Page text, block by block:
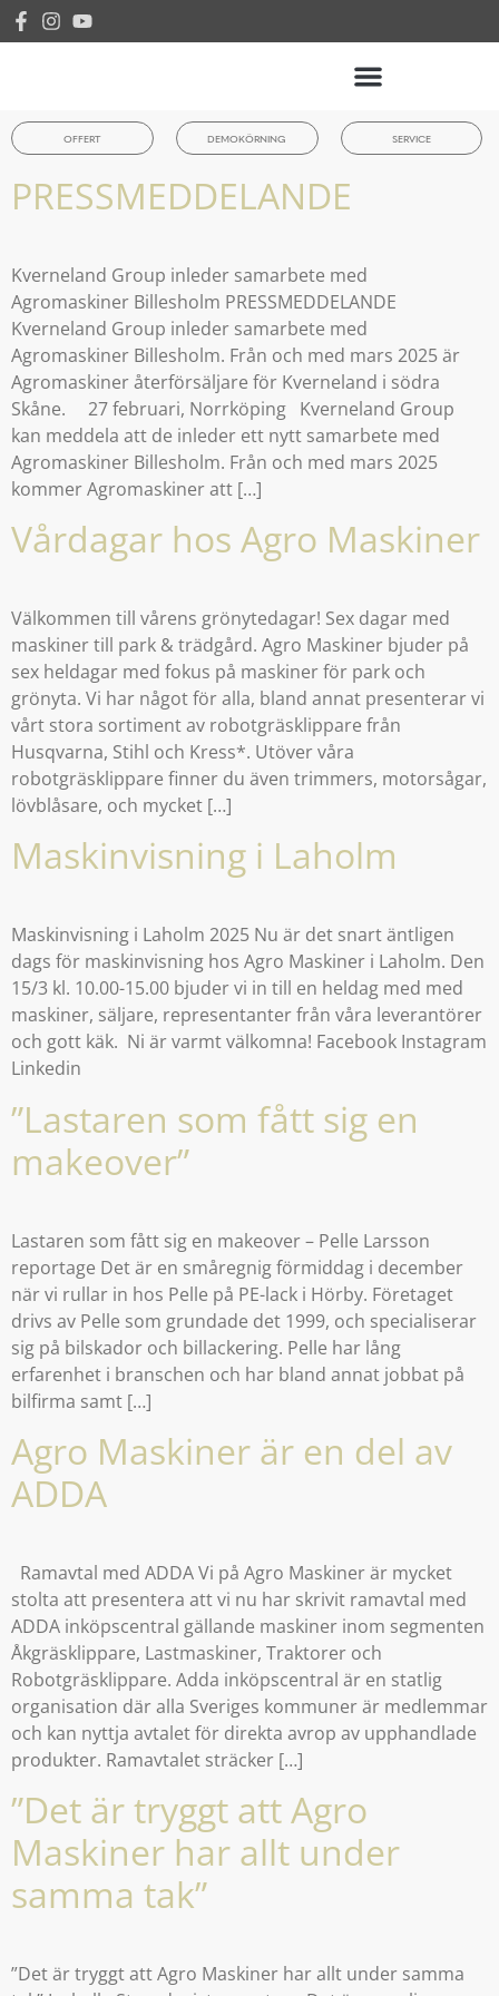
OFFERT DEMOKÖRNING SERVICE
PRESSMEDDELANDE
Kverneland Group inleder samarbete med
Agromaskiner Billesholm PRESSMEDDELANDE
Kverneland Group inleder samarbete med
Agromaskiner Billesholm. Från och med mars 2025 är
Agromaskiner återförsäljare för Kverneland i södra
Skåne. 27 februari, Norrköping Kverneland Group
kan meddela att de inleder ett nytt samarbete med
Agromaskiner Billesholm. Från och med mars 2025
kommer Agromaskiner att […]
Vårdagar hos Agro Maskiner
Välkommen till vårens grönytedagar! Sex dagar med
maskiner till park & trädgård. Agro Maskiner bjuder på
sex heldagar med fokus på maskiner för park och
grönyta. Vi har något för alla, bland annat presenterar vi
vårt stora sortiment av robotgräsklippare från
Husqvarna, Stihl och Kress*. Utöver våra
robotgräsklippare finner du även trimmers, motorsågar,
lövblåsare, och mycket […]
Maskinvisning i Laholm
Maskinvisning i Laholm 2025 Nu är det snart äntligen
dags för maskinvisning hos Agro Maskiner i Laholm. Den
15/3 kl. 10.00-15.00 bjuder vi in till en heldag med med
maskiner, säljare, representanter från våra leverantörer
och gott käk. Ni är varmt välkomna! Facebook Instagram
Linkedin
”Lastaren som fått sig en
makeover”
Lastaren som fått sig en makeover – Pelle Larsson
reportage Det är en småregnig förmiddag i december
när vi rullar in hos Pelle på PE-lack i Hörby. Företaget
drivs av Pelle som grundade det 1999, och specialiserar
sig på bilskador och billackering. Pelle har lång
erfarenhet i branschen och har bland annat jobbat på
bilfirma samt […]
Agro Maskiner är en del av
ADDA
Ramavtal med ADDA Vi på Agro Maskiner är mycket
stolta att presentera att vi nu har skrivit ramavtal med
ADDA inköpscentral gällande maskiner inom segmenten
Åkgräsklippare, Lastmaskiner, Traktorer och
Robotgräsklippare. Adda inköpscentral är en statlig
organisation där alla Sveriges kommuner är medlemmar
och kan nyttja avtalet för direkta avrop av upphandlade
produkter. Ramavtalet sträcker […]
”Det är tryggt att Agro
Maskiner har allt under
samma tak”
”Det är tryggt att Agro Maskiner har allt under samma